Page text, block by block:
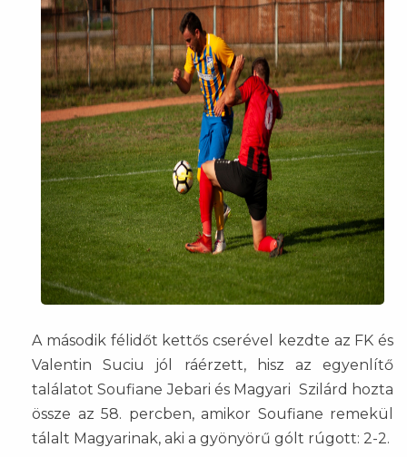
A második félidőt kettős cserével kezdte az FK és
Valentin Suciu jól ráérzett, hisz az egyenlítő
találatot Soufiane Jebari és Magyari Szilárd hozta
össze az 58. percben, amikor Soufiane remekül
tálalt Magyarinak, aki a gyönyörű gólt rúgott: 2-2.